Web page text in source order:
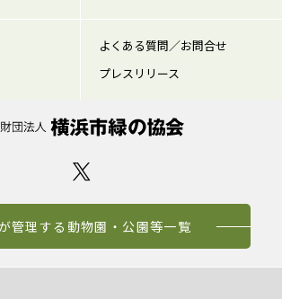
よくある質問／お問合せ
プレスリリース
管理する動物園・公園等一覧